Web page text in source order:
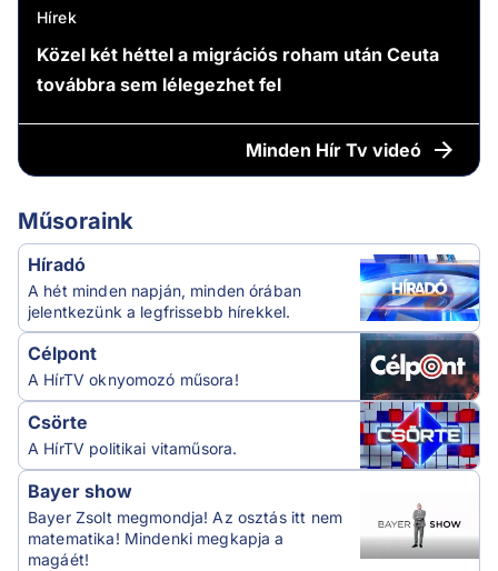
Hírek
Közel két héttel a migrációs roham után Ceuta
továbbra sem lélegezhet fel
Minden Hír Tv videó
Műsoraink
Híradó
A hét minden napján, minden órában
jelentkezünk a legfrissebb hírekkel.
Célpont
A HírTV oknyomozó műsora!
Csörte
A HírTV politikai vitaműsora.
Bayer show
Bayer Zsolt megmondja! Az osztás itt nem
matematika! Mindenki megkapja a
magáét!